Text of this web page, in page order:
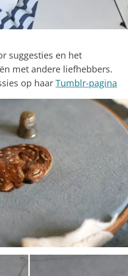
suggesties en het
met andere liefhebbers.
op haar Tumblr-pagina